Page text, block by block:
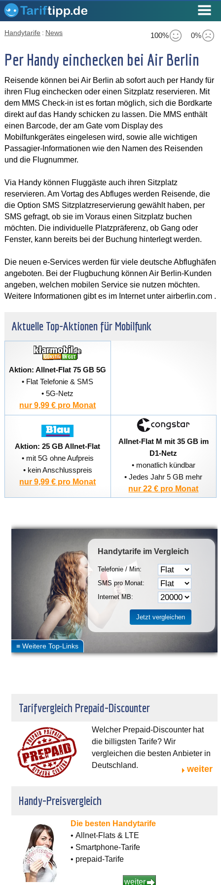
100% 0%
Handytarife : News
Per Handy einchecken bei Air Berlin
Reisende können bei Air Berlin ab sofort auch per Handy für
ihren Flug einchecken oder einen Sitzplatz reservieren. Mit
dem MMS Check-in ist es fortan möglich, sich die Bordkarte
direkt auf das Handy schicken zu lassen. Die MMS enthält
einen Barcode, der am Gate vom Display des
Mobilfunkgerätes eingelesen wird, sowie alle wichtigen
Passagier-Informationen wie den Namen des Reisenden
und die Flugnummer.
Via Handy können Fluggäste auch ihren Sitzplatz
reservieren. Am Vortag des Abfluges werden Reisende, die
die Option SMS Sitzplatzreservierung gewählt haben, per
SMS gefragt, ob sie im Voraus einen Sitzplatz buchen
möchten. Die individuelle Platzpräferenz, ob Gang oder
Fenster, kann bereits bei der Buchung hinterlegt werden.
Die neuen e-Services werden für viele deutsche Abflughäfen
angeboten. Bei der Flugbuchung können Air Berlin-Kunden
angeben, welchen mobilen Service sie nutzen möchten.
Weitere Informationen gibt es im Internet unter airberlin.com .
Aktuelle Top-Aktionen für Mobilfunk
Aktion: Allnet-Flat 75 GB 5G
• Flat Telefonie & SMS
• 5G-Netz
nur 9,99 € pro Monat
Aktion: 25 GB Allnet-Flat
• mit 5G ohne Aufpreis
• kein Anschlusspreis
nur 9,99 € pro Monat
Allnet-Flat M mit 35 GB im
D1-Netz
• monatlich kündbar
• Jedes Jahr 5 GB mehr
nur 22 € pro Monat
Handytarife im Vergleich
Telefonie / Min:
SMS pro Monat:
Internet MB:
Tarifvergleich Prepaid-Discounter
Welcher Prepaid-Discounter hat
die billigsten Tarife? Wir
vergleichen die besten Anbieter in
Deutschland.
weiter
Handy-Preisvergleich
Die besten Handytarife
• Allnet-Flats & LTE
• Smartphone-Tarife
• prepaid-Tarife
weiter